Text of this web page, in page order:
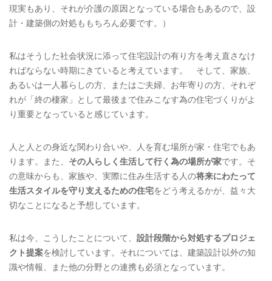
現実もあり、それが介護の原因となっている場合もあるので、設
計・建築側の対処ももちろん必要です。）
私はそうした社会状況に添って住宅設計の有り方を考え直さなけ
ればならない時期にきていると考えています。 そして、家族、
あるいは一人暮らしの方、またはご夫婦、お年寄りの方、それぞ
れが「終の棲家」として最後まで住みこなす為の住宅づくりがよ
り重要となっていると感じています。
人と人との身近な関わり合いや、人を育む場所が家・住宅でもあ
ります。また、 その人らしく生活して行く為の場所が家です。そ
の意味からも、家族や、実際に住み生活する人の将来にわたって
生活スタイルを守り支えるための住宅をどう考えるかが、益々大
切なことになると予想しています。
私は今、こうしたことについて、 設計段階から対処するプロジェ
クト提案を検討しています。それについては、建築設計以外の知
識や情報、また他の分野との連携も必須となっています。